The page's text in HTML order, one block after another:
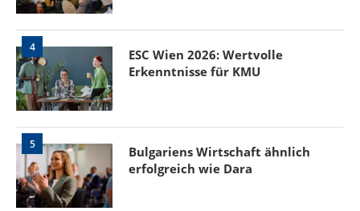
4
ESC Wien 2026: Wertvolle
Erkenntnisse für KMU
5
Bulgariens Wirtschaft ähnlich
erfolgreich wie Dara